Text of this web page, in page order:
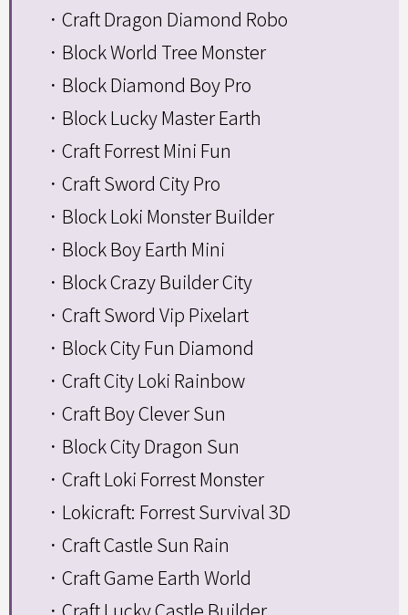
．Craft Dragon Diamond Robo
．Block World Tree Monster
．Block Diamond Boy Pro
．Block Lucky Master Earth
．Craft Forrest Mini Fun
．Craft Sword City Pro
．Block Loki Monster Builder
．Block Boy Earth Mini
．Block Crazy Builder City
．Craft Sword Vip Pixelart
．Block City Fun Diamond
．Craft City Loki Rainbow
．Craft Boy Clever Sun
．Block City Dragon Sun
．Craft Loki Forrest Monster
．Lokicraft: Forrest Survival 3D
．Craft Castle Sun Rain
．Craft Game Earth World
．Craft Lucky Castle Builder